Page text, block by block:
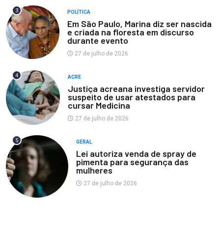
3 POLÍTICA
Em São Paulo, Marina diz ser nascida
e criada na floresta em discurso
durante evento
27 de julho de 2026
4 ACRE
Justiça acreana investiga servidor
suspeito de usar atestados para
cursar Medicina
27 de julho de 2026
5 GERAL
Lei autoriza venda de spray de
pimenta para segurança das
mulheres
27 de julho de 2026